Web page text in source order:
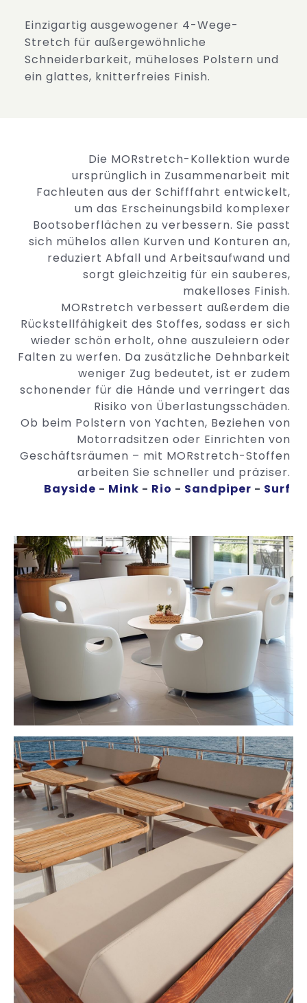
Einzigartig ausgewogener 4-Wege-
Stretch für außergewöhnliche
Schneiderbarkeit, müheloses Polstern und
ein glattes, knitterfreies Finish.
Die MORstretch-Kollektion wurde
ursprünglich in Zusammenarbeit mit
Fachleuten aus der Schifffahrt entwickelt,
um das Erscheinungsbild komplexer
Bootsoberflächen zu verbessern. Sie passt
sich mühelos allen Kurven und Konturen an,
reduziert Abfall und Arbeitsaufwand und
sorgt gleichzeitig für ein sauberes,
makelloses Finish.
MORstretch verbessert außerdem die
Rückstellfähigkeit des Stoffes, sodass er sich
wieder schön erholt, ohne auszuleiern oder
Falten zu werfen. Da zusätzliche Dehnbarkeit
weniger Zug bedeutet, ist er zudem
schonender für die Hände und verringert das
Risiko von Überlastungsschäden.
Ob beim Polstern von Yachten, Beziehen von
Motorradsitzen oder Einrichten von
Geschäftsräumen – mit MORstretch-Stoffen
arbeiten Sie schneller und präziser.
Bayside - Mink - Rio - Sandpiper - Surf